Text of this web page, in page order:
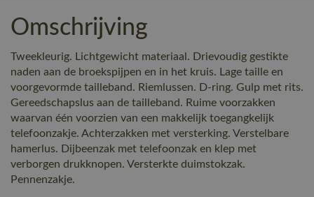
Omschrijving
Tweekleurig. Lichtgewicht materiaal. Drievoudig gestikte
naden aan de broekspijpen en in het kruis. Lage taille en
voorgevormde tailleband. Riemlussen. D-ring. Gulp met rits.
Gereedschapslus aan de tailleband. Ruime voorzakken
waarvan één voorzien van een makkelijk toegangkelijk
telefoonzakje. Achterzakken met versterking. Verstelbare
hamerlus. Dijbeenzak met telefoonzak en klep met
verborgen drukknopen. Versterkte duimstokzak.
Pennenzakje.